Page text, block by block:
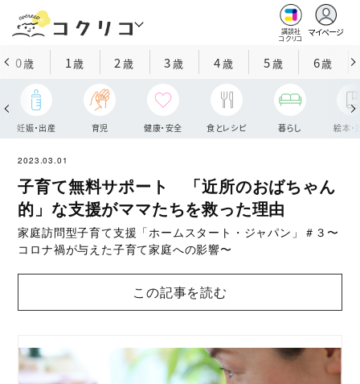
講談社
コクリコ
マイページ
0歳 1歳 2 歳 3歳 4歳 5歳 6歳
妊娠・出産 育児 健康・安全 食とレシピ 暮らし 絵本・
2023.03.01
子育て無料サポート 「近所のおばちゃん
的」な支援がママたちを救った理由
家庭訪問型子育て支援「ホームスタート・ジャパン」＃３〜
コロナ禍が与えた子育て家庭への影響〜
この記事を読む